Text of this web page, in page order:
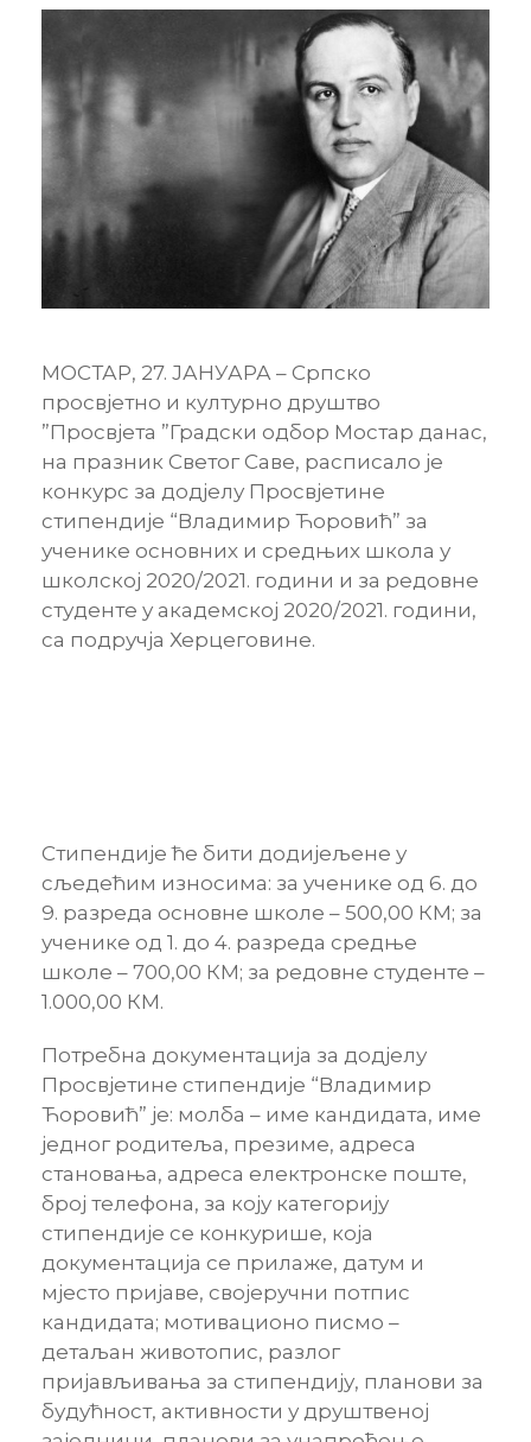
МОСТАР, 27. ЈАНУАРА – Српско
просвјетно и културно друштво
”Просвјета ”Градски одбор Мостар данас,
на празник Светог Саве, расписало је
конкурс за додјелу Просвјетине
стипендије “Владимир Ћоровић” за
ученике основних и средњих школа у
школској 2020/2021. години и за редовне
студенте у академској 2020/2021. години,
са подручја Херцеговине.
Стипендије ће бити додијељене у
сљедећим износима: за ученике од 6. до
9. разреда основне школе – 500,00 КМ; за
ученике од 1. до 4. разреда средње
школе – 700,00 КМ; за редовне студенте –
1.000,00 КМ.
Потребна документација за додјелу
Просвјетине стипендије “Владимир
Ћоровић” је: молба – име кандидата, име
једног родитеља, презиме, адреса
становања, адреса електронске поште,
број телефона, за коју категорију
стипендије се конкурише, која
документација се прилаже, датум и
мјесто пријаве, својеручни потпис
кандидата; мотивационо писмо –
детаљан животопис, разлог
пријављивања за стипендију, планови за
будућност, активности у друштвеној